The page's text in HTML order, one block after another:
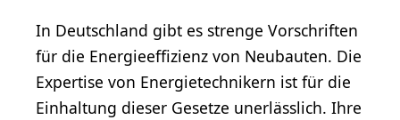
In Deutschland gibt es strenge Vorschriften
für die Energieeffizienz von Neubauten. Die
Expertise von Energietechnikern ist für die
Einhaltung dieser Gesetze unerlässlich. Ihre